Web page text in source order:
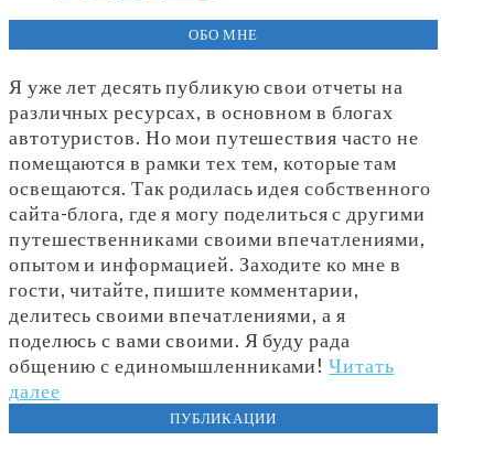
ОБО МНЕ
Я уже лет десять публикую свои отчеты на
различных ресурсах, в основном в блогах
автотуристов. Но мои путешествия часто не
помещаются в рамки тех тем, которые там
освещаются. Так родилась идея собственного
сайта-блога, где я могу поделиться с другими
путешественниками своими впечатлениями,
опытом и информацией. Заходите ко мне в
гости, читайте, пишите комментарии,
делитесь своими впечатлениями, а я
поделюсь с вами своими. Я буду рада
общению с единомышленниками!Читать
далее
ПУБЛИКАЦИИ